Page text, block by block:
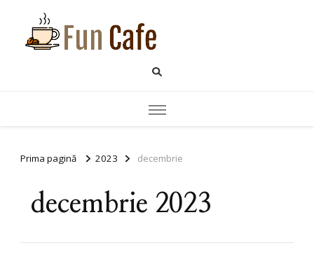
Prima pagină 2023 decembrie
decembrie 2023